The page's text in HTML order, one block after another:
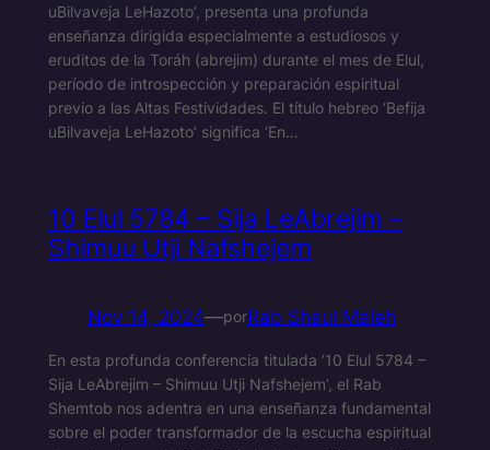
uBilvaveja LeHazoto’, presenta una profunda
enseñanza dirigida especialmente a estudiosos y
eruditos de la Toráh (abrejim) durante el mes de Elul,
período de introspección y preparación espiritual
previo a las Altas Festividades. El título hebreo ‘Befija
uBilvaveja LeHazoto’ significa ‘En…
10 Elul 5784 – Sija LeAbrejim –
Shimuu Utji Nafshejem
Nov 14, 2024—porRab Shaul Maleh
En esta profunda conferencia titulada ’10 Elul 5784 –
Sija LeAbrejim – Shimuu Utji Nafshejem’, el Rab
Shemtob nos adentra en una enseñanza fundamental
sobre el poder transformador de la escucha espiritual